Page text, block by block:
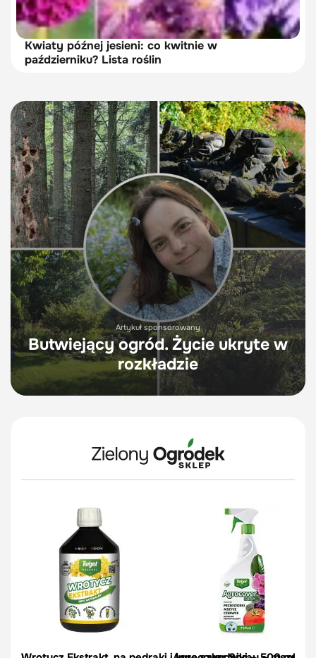
Kwiaty późnej jesieni: co kwitnie w
październiku? Lista roślin
Artykuł sponsorowany
Butwiejący ogród. Życie ukryte w
rozkładzie